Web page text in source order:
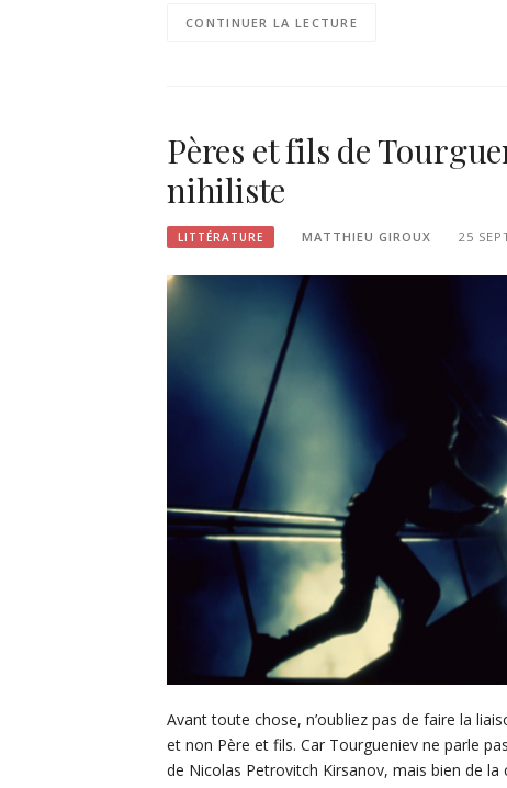
CONTINUER LA LECTURE
Pères et fils de
nihiliste
LITTÉRATURE MATTHIEU GIROUX 25
Avant toute chose, n’oubliez pas de faire la
et non Père et fils. Car Tourgueniev ne parle
de Nicolas Petrovitch Kirsanov, mais bien de